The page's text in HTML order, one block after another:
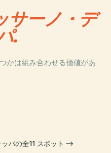
サーノ・デ
.
かは組み合わせる価値があ
PLACE
パの全11 スポット